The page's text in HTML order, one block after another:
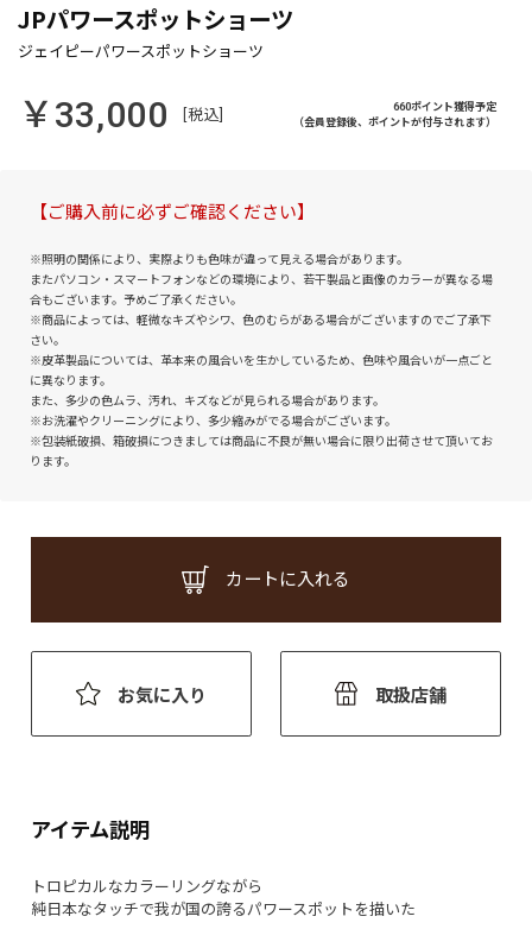
JPパワースポットショーツ
￥33,000 [税込]
660ポイント獲得予定
（会員登録後、ポイントが付与されます）
【ご購入前に必ずご確認ください】
※照明の関係により、実際よりも色味が違って見える場合があります。
またパソコン・スマートフォンなどの環境により、若干製品と画像のカラーが異なる場
合もございます。予めご了承ください。
※商品によっては、軽微なキズやシワ、色のむらがある場合がございますのでご了承下
さい。
※皮革製品については、革本来の風合いを生かしているため、色味や風合いが一点ごと
に異なります。
また、多少の色ムラ、汚れ、キズなどが見られる場合があります。
※お洗濯やクリーニングにより、多少縮みがでる場合がございます。
※包装紙破損、箱破損につきましては商品に不良が無い場合に限り出荷させて頂いてお
ります。
カートに入れる
お気に入り 取扱店舗
アイテム説明
トロピカルなカラーリングながら
純日本なタッチで我が国の誇るパワースポットを描いた